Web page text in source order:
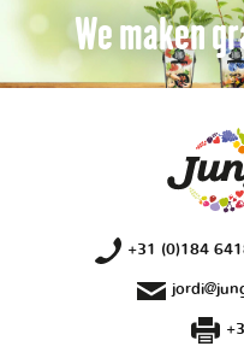
We maken
+31 (0)184